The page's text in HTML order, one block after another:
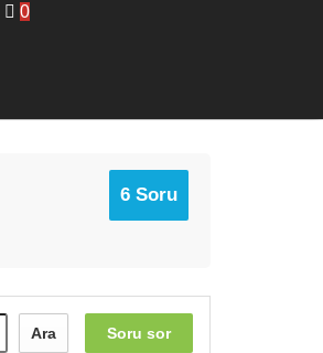
0
6 Soru
Soru sor
Ara